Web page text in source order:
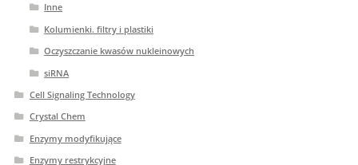
Inne
Kolumienki. filtry i plastiki
Oczyszczanie kwasów nukleinowych
siRNA
Cell Signaling Technology
Crystal Chem
Enzymy modyfikujące
Enzymy restrykcyjne